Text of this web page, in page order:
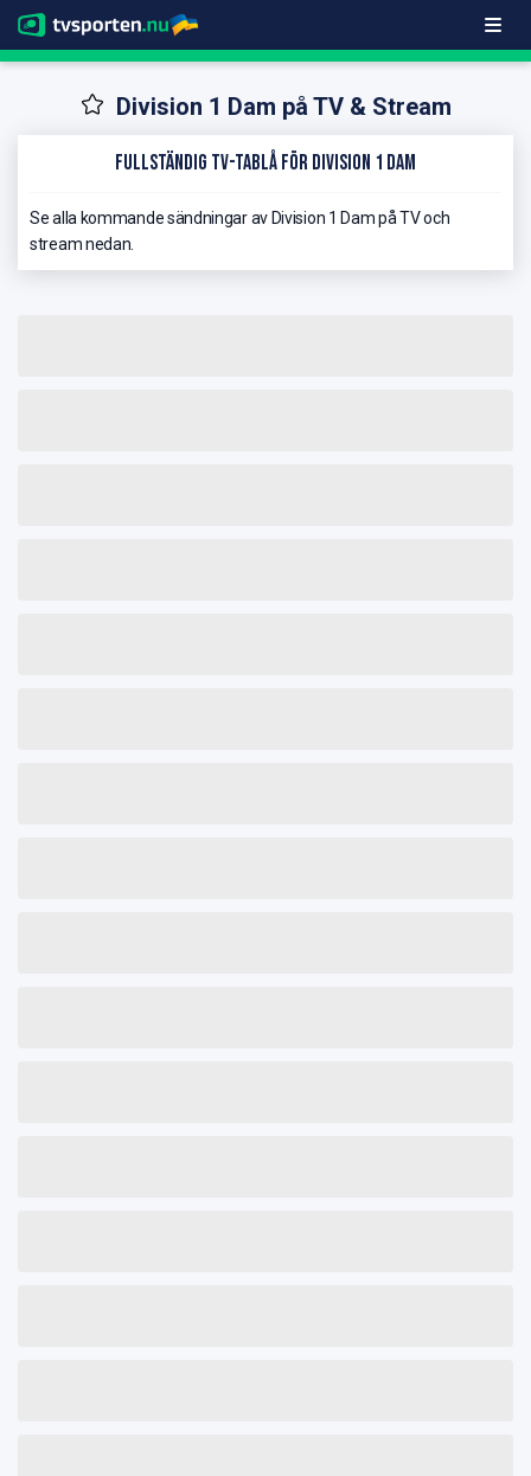
Division 1 Dam på TV & Stream
Fullständig TV-Tablå för Division 1 Dam
Se alla kommande sändningar av Division 1 Dam på TV och
stream nedan.